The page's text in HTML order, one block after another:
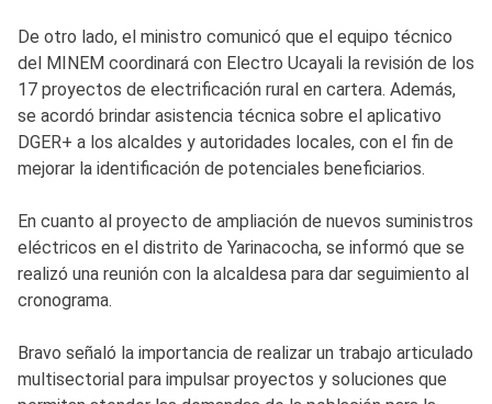
De otro lado, el ministro comunicó que el equipo técnico
del MINEM coordinará con Electro Ucayali la revisión de los
17 proyectos de electrificación rural en cartera. Además,
se acordó brindar asistencia técnica sobre el aplicativo
DGER+ a los alcaldes y autoridades locales, con el fin de
mejorar la identificación de potenciales beneficiarios.
En cuanto al proyecto de ampliación de nuevos suministros
eléctricos en el distrito de Yarinacocha, se informó que se
realizó una reunión con la alcaldesa para dar seguimiento al
cronograma.
Bravo señaló la importancia de realizar un trabajo articulado
multisectorial para impulsar proyectos y soluciones que